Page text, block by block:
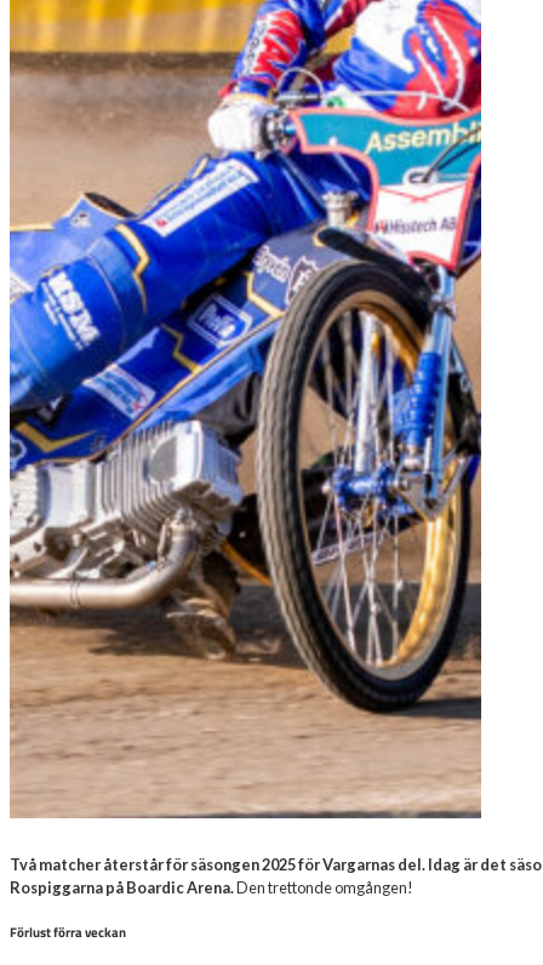
Två matcher återstår för säsongen 2025 för Vargarnas del. Idag är det
Rospiggarna på Boardic Arena.Den trettonde omgången!
Förlust förra veckan